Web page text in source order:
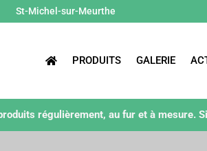
St-Michel-sur-Meurthe
PRODUITS GALERIE
régulièrement, au fur et à mesure.